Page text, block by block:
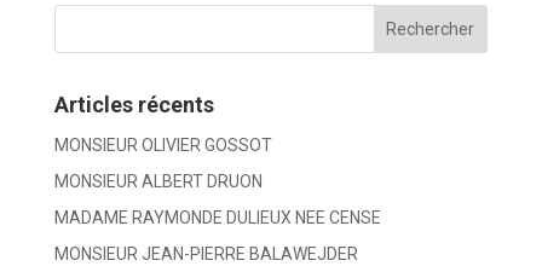
Articles récents
MONSIEUR OLIVIER GOSSOT
MONSIEUR ALBERT DRUON
MADAME RAYMONDE DULIEUX NEE CENSE
MONSIEUR JEAN-PIERRE BALAWEJDER